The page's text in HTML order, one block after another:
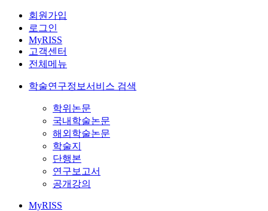
회원가입
로그인
MyRISS
고객센터
전체메뉴
학술연구정보서비스 검색
학위논문
국내학술논문
해외학술논문
학술지
단행본
연구보고서
공개강의
MyRISS